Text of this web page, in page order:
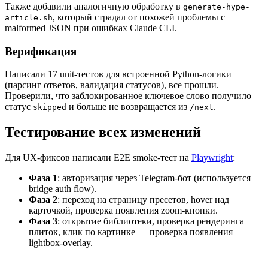
Также добавили аналогичную обработку в generate-hype-
article.sh, который страдал от похожей проблемы с
malformed JSON при ошибках Claude CLI.
Верификация
Написали 17 unit-тестов для встроенной Python-логики
(парсинг ответов, валидация статусов), все прошли.
Проверили, что заблокированное ключевое слово получило
статус skipped и больше не возвращается из /next.
Тестирование всех изменений
Для UX-фиксов написали E2E smoke-тест на Playwright:
Фаза 1: авторизация через Telegram-бот (используется
bridge auth flow).
Фаза 2: переход на страницу пресетов, hover над
карточкой, проверка появления zoom-кнопки.
Фаза 3: открытие библиотеки, проверка рендеринга
плиток, клик по картинке — проверка появления
lightbox-overlay.